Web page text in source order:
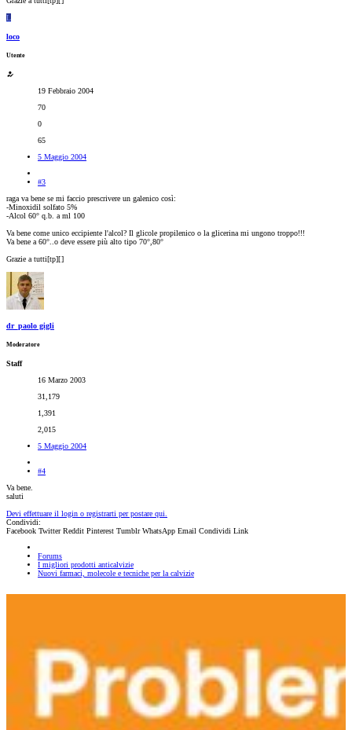
L
loco
Utente
19 Febbraio 2004
70
0
65
5 Maggio 2004
#3
raga va bene se mi faccio prescrivere un galenico così:
-Minoxidil solfato 5%
-Alcol 60° q.b. a ml 100
Va bene come unico eccipiente l'alcol? Il glicole propilenico o la glicerina mi ungono troppo!!!
Va bene a 60°..o deve essere più alto tipo 70°,80°
Grazie a tutti[tp][]
dr_paolo gigli
Moderatore
Staff
16 Marzo 2003
31,179
1,391
2,015
5 Maggio 2004
#4
Va bene.
saluti
Devi effettuare il login o registrarti per postare qui.
Condividi:
Facebook Twitter Reddit Pinterest Tumblr WhatsApp Email Condividi Link
Forums
I migliori prodotti anticalvizie
Nuovi farmaci, molecole e tecniche per la calvizie